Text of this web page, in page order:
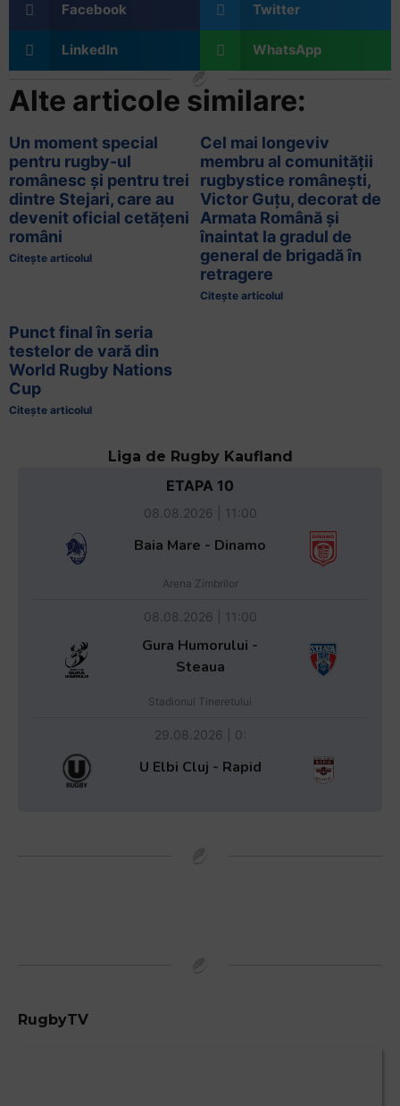
Facebook Twitter
LinkedIn WhatsApp
Alte articole similare:
Un moment special
pentru rugby-ul
românesc și pentru trei
dintre Stejari, care au
devenit oficial cetățeni
români
Citește articolul
Cel mai longeviv
membru al comunității
rugbystice românești,
Victor Guțu, decorat de
Armata Română și
înaintat la gradul de
general de brigadă în
retragere
Citește articolul
Punct final în seria
testelor de vară din
World Rugby Nations
Cup
Citește articolul
Liga de Rugby Kaufland
ETAPA 10
08.08.2026 | 11:00
Baia Mare - Dinamo
Arena Zimbrilor
08.08.2026 | 11:00
Gura Humorului -
Steaua
Stadionul Tineretului
29.08.2026 | 0:
U Elbi Cluj - Rapid
RugbyTV